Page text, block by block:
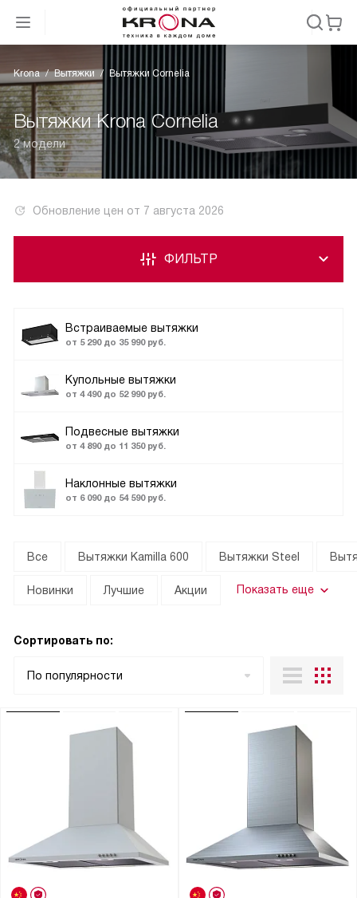
Krona Вытяжки Вытяжки Cornelia
Вытяжки Krona Cornelia
2 модели
Обновление цен от 7 августа 2026
Встраиваемые вытяжки
от 5 290 до 35 990 руб.
Купольные вытяжки
от 4 490 до 52 990 руб.
Подвесные вытяжки
от 4 890 до 11 350 руб.
Наклонные вытяжки
от 6 090 до 54 590 руб.
ФИЛЬТР
Все Вытяжки Kamilla 600 Вытяжки Steel
Новинки Лучшие Акции Показать еще
Сортировать по:
По популярности